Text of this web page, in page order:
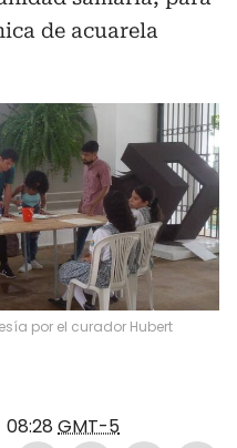
de acuarela
por el curador Hubert
GMT-5